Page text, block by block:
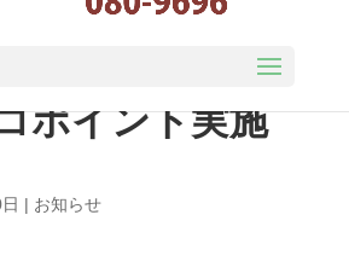
ポイント実施
| お知らせ